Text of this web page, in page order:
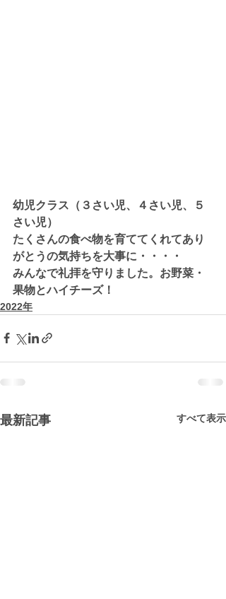
幼児クラス（３さい児、４さい児、５
さい児）
たくさんの食べ物を育ててくれてあり
がとうの気持ちを大事に・・・・
みんなで礼拝を守りました。お野菜・
果物とハイチーズ！
2022年
最新記事 すべて表示